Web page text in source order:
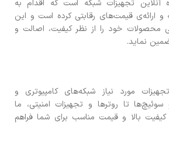
آنلاین تجهیزات شبکه است که اقدام به
ارائه‌ی قیمت‌های رقابتی کرده است و این
محصولات خود را از نظر کیفیت، اصالت و
نماید.
مورد نیاز شبکه‌های کامپیوتری و
سوئیچ‌ها تا روترها و تجهیزات امنیتی، ما
بالا و قیمت مناسب برای شما فراهم